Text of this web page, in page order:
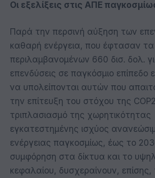
Οι εξελίξεις στις ΑΠΕ
Παρά την περσινή αύξηση των
καθαρή ενέργεια, που έφτασαν τα
περιλαμβανομένων 660 δισ. δολ.
επενδύσεις σε παγκόσμιο επίπεδο
να υπολείπονται αυτών που
την επίτευξη του στόχου της
τριπλασιασμό της χωρητικότητας
εγκατεστημένης ισχύος
ενέργειας παγκοσμίως, έως το
συμφόρηση στα δίκτυα και το
κεφαλαίου, δυσχεραίνουν,